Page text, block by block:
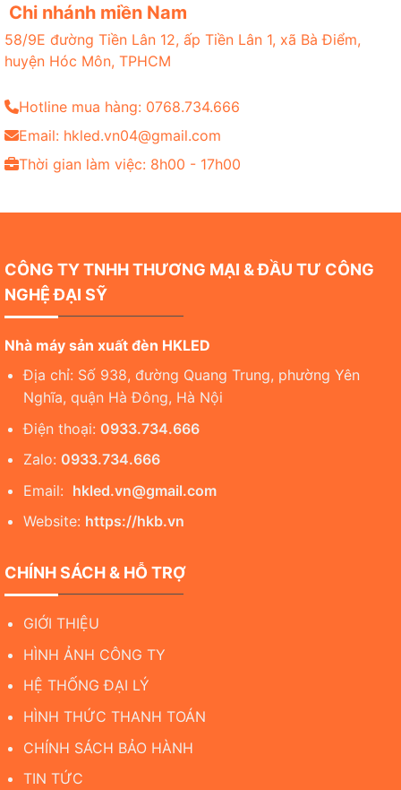
Chi nhánh miền Nam
58/9E đường Tiền Lân 12, ấp Tiền Lân 1, xã Bà Điểm,
huyện Hóc Môn, TPHCM
Hotline mua hàng: 0768.734.666
Email: hkled.vn04@gmail.com
Thời gian làm việc: 8h00 - 17h00
CÔNG TY TNHH THƯƠNG MẠI & ĐẦU TƯ CÔNG
NGHỆ ĐẠI SỸ
Nhà máy sản xuất đèn HKLED
Địa chỉ: Số 938, đường Quang Trung, phường Yên
Nghĩa, quận Hà Đông, Hà Nội
Điện thoại: 0933.734.666
Zalo: 0933.734.666
Email: hkled.vn@gmail.com
Website: https://hkb.vn
CHÍNH SÁCH & HỖ TRỢ
GIỚI THIỆU
HÌNH ẢNH CÔNG TY
HỆ THỐNG ĐẠI LÝ
HÌNH THỨC THANH TOÁN
CHÍNH SÁCH BẢO HÀNH
TIN TỨC